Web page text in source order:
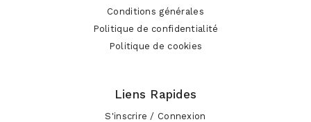
Conditions générales
Politique de confidentialité
Politique de cookies
Liens Rapides
S'inscrire / Connexion